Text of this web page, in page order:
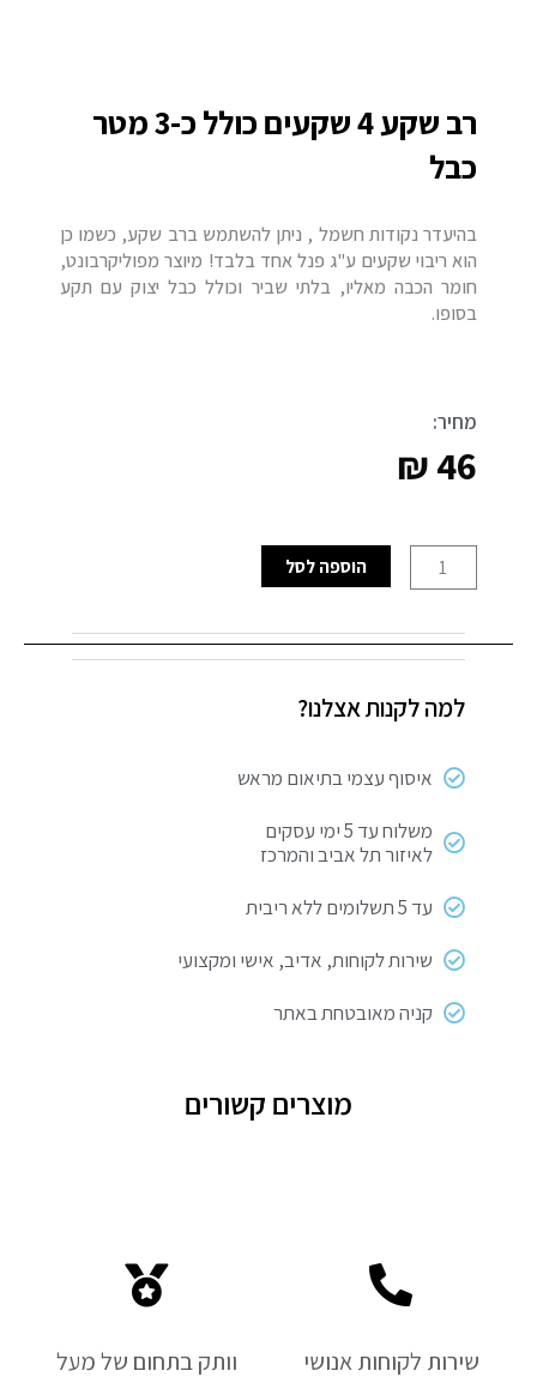
רב שקע 4 שקעים כולל כ-3 מטר
כבל
בהיעדר נקודות חשמל , ניתן להשתמש ברב שקע, כשמו כן
הוא ריבוי שקעים ע"ג פנל אחד בלבד! מיוצר מפוליקרבונט,
חומר הכבה מאליו, בלתי שביר וכולל כבל יצוק עם תקע
בסופו.
מחיר:
₪46
של
שקע
שקעים
כ-3
כבל
הוספה לסל
למה לקנות אצלנו?
איסוף עצמי בתיאום מראש
משלוח עד 5 ימי עסקים
לאיזור תל אביב והמרכז
עד 5 תשלומים ללא ריבית
שירות לקוחות, אדיב, אישי ומקצועי
קניה מאובטחת באתר
מוצרים קשורים
שירות לקוחות אנושי
וותק בתחום של מעל